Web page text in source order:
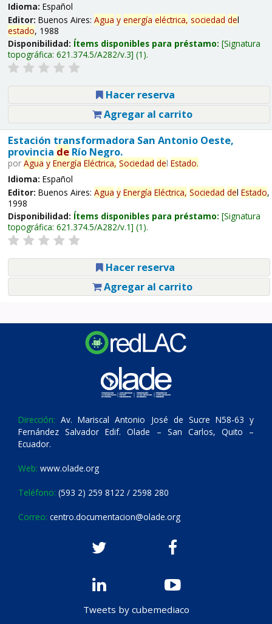
Idioma: Español
Editor: Buenos Aires: Agua y energía eléctrica, sociedad del
estado, 1988
Disponibilidad: Ítems disponibles para préstamo: Signatura
topográfica: 621.374.5/A282/v.3 (1).
Hacer reserva
Agregar al carrito
Estación transformadora San Antonio Oeste,
provincia deRío Negro.
por Agua y Energía Eléctrica, Sociedad del Estado.
Idioma: Español
Editor: Buenos Aires: Agua y Energía Eléctrica, Sociedad del Estado,
1998
Disponibilidad: Ítems disponibles para préstamo: Signatura
topográfica: 621.374.5/A282/v.1 (1).
Hacer reserva
Agregar al carrito
Dirección: Av. Mariscal Antonio José de Sucre N58-63 y
Fernández Salvador Edif. Olade – San Carlos, Quito –
Ecuador.
Web: www.olade.org
Teléfono: (593 2) 259 8122 / 2598 280
Correo: centro.documentacion@olade.org
Tweets by cubemediaco